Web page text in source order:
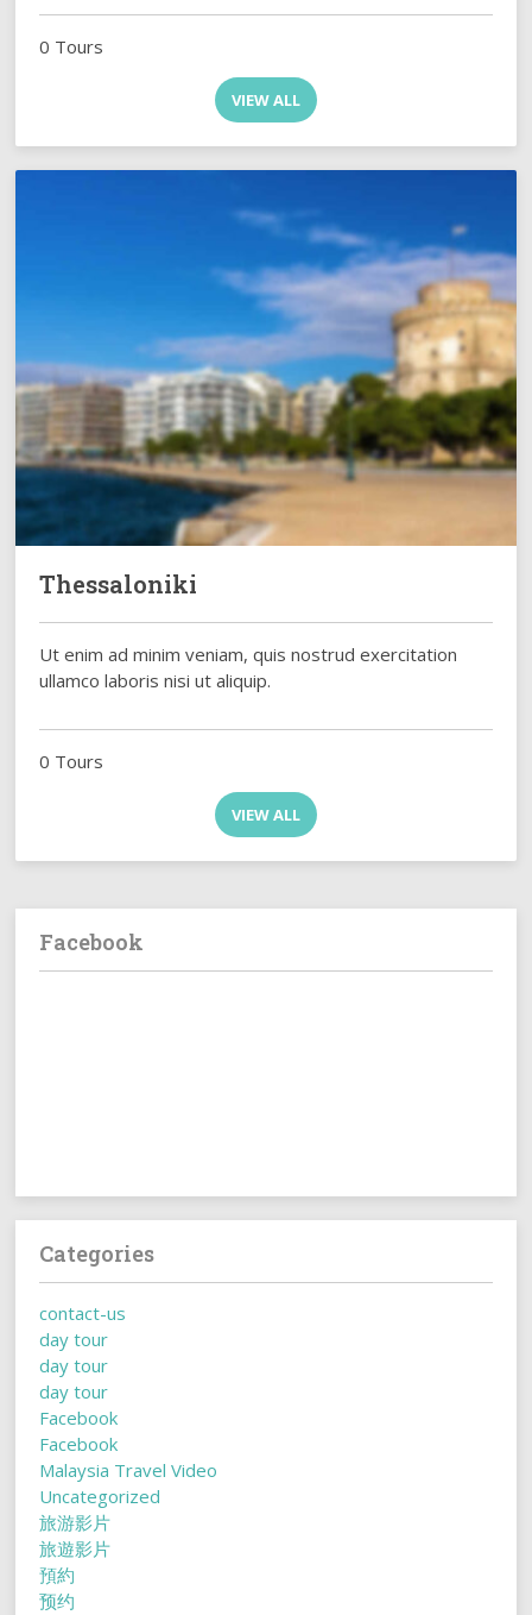
0 Tours
VIEW ALL
Thessaloniki
Ut enim ad minim veniam, quis nostrud exercitation
ullamco laboris nisi ut aliquip.
0 Tours
VIEW ALL
Facebook
Categories
contact-us
day tour
day tour
day tour
Facebook
Facebook
Malaysia Travel Video
Uncategorized
旅游影片
旅遊影片
預約
预约